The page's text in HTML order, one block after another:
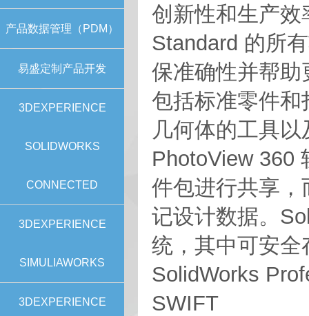
产品数据管理（PDM）
易盛定制产品开发
3DEXPERIENCE
SOLIDWORKS
CONNECTED
3DEXPERIENCE
SIMULIAWORKS
3DEXPERIENCE
创新性和生产
Standard 的所
保准确性并帮
包括标准零件
几何体的工具
PhotoView 360
件包进行共享
记设计数据。
统，其中可安
SolidWorks
SWIFT